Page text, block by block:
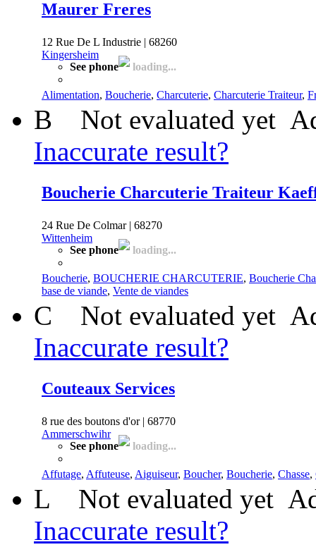
Maurer Freres
12 Rue De L Industrie | 68260
Kingersheim
See phone
loading...
Alimentation, Boucherie, Charcuterie, Charcuterie Traiteur,
B Not evaluated yet
Inaccurate result?
Boucherie Charcuterie Traiteur
24 Rue De Colmar | 68270
Wittenheim
See phone
loading...
Boucherie, BOUCHERIE CHARCUTERIE, Boucherie
base de viande, Vente de viandes
C Not evaluated yet
Inaccurate result?
Couteaux Services
8 rue des boutons d'or | 68770
Ammerschwihr
See phone
loading...
Affutage, Affuteuse, Aiguiseur, Boucher, Boucherie, Chasse,
L Not evaluated yet
Inaccurate result?